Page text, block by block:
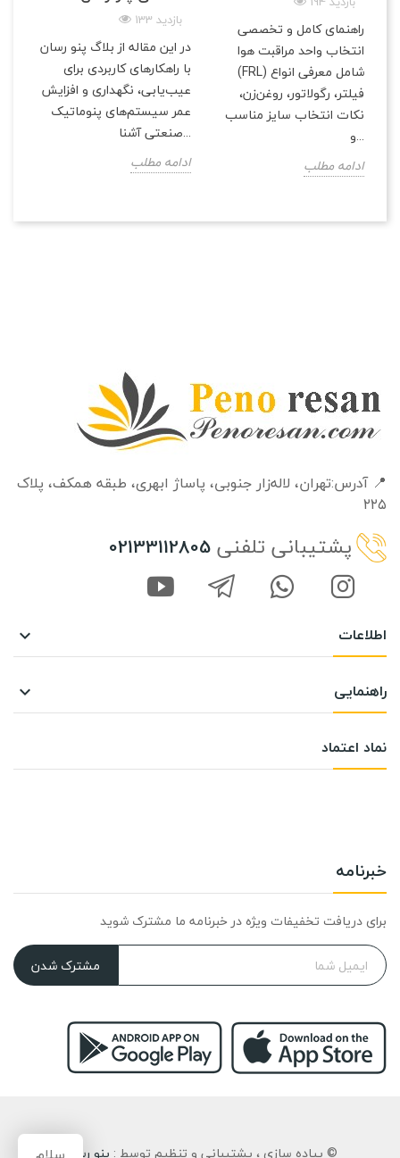
133 بازدید
در این مقاله از بلاگ پنو رسان
با راهکارهای کاربردی برای
عیب‌یابی، نگهداری و افزایش
عمر سیستم‌های پنوماتیک
صنعتی آشنا...
ادامه مطلب
راهنمای کامل و تخصصی
انتخاب واحد مراقبت هوا
(FRL) شامل معرفی انواع
فیلتر، رگولاتور، روغن‌زن،
نکات انتخاب سایز مناسب
و...
ادامه مطلب
📍 آدرس:تهران، لاله‌زار جنوبی، پاساژ ابهری، طبقه‌ همکف، پلاک
۲۲۵
پشتیبانی تلفنی 02133112805
اطلاعات 
راهنمایی 
نماد اعتماد
خبرنامه
برای دریافت تخفیفات ویژه در خبرنامه ما مشترک شوید
مشترک شدن
© پیاده سازی ، پشتیبانی و تنظیم توسط : پنو رسان